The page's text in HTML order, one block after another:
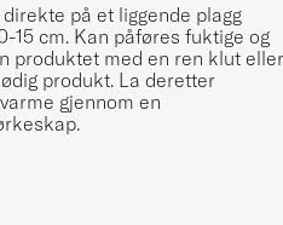
på et liggende plagg
15 cm. Kan påføres fuktige og
produktet med en ren klut
produkt. La deretter
gjennom en